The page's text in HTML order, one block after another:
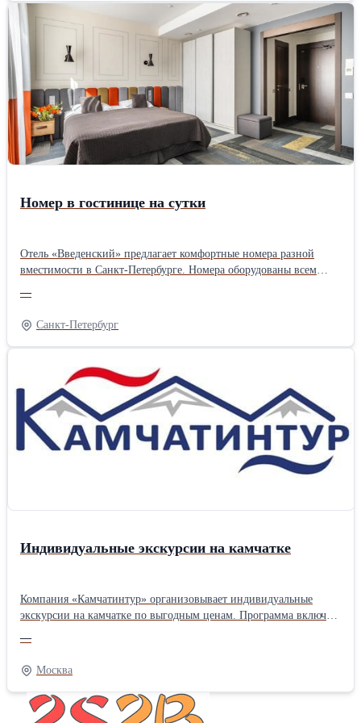
+7 (921) 807-23-36
более подробно Вы можете на нашем сайте
Номер в гостинице на сутки
Отель «Введенский» предлагает комфортные номера разной
вместимости в Санкт-Петербурге. Номера оборудованы всем
телевидение, шкаф, мини-бар, станция для приготовления кофе
и чая, кондиционер, скоростной Wi-Fi, фен, премиальная
косметика, мягкие халаты и тапочки. Номера можно снимать как
на одни сутки, так и на длительное время. Ознакомиться с
информацией Вы можете на нашем сайте
—
Санкт-Петербург
Индивидуальные экскурсии на камчатке
Компания «Камчатинтур» организовывает индивидуальные
экскурсии на камчатке по выгодным ценам. Программа включает
местных деликатесов и общение с представителями коренных
народов. Ознакомиться с предложением более подробно Вы
можете на нашем сайте
—
Москва